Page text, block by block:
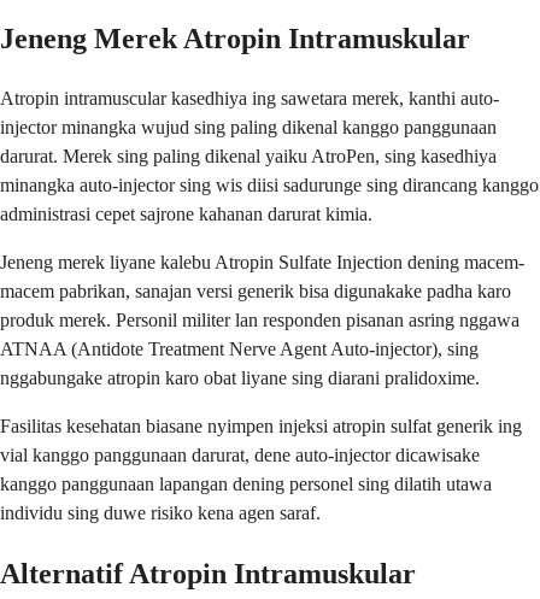
Jeneng Merek Atropin Intramuskular
Atropin intramuscular kasedhiya ing sawetara merek, kanthi auto-
injector minangka wujud sing paling dikenal kanggo panggunaan
darurat. Merek sing paling dikenal yaiku AtroPen, sing kasedhiya
minangka auto-injector sing wis diisi sadurunge sing dirancang kanggo
administrasi cepet sajrone kahanan darurat kimia.
Jeneng merek liyane kalebu Atropin Sulfate Injection dening macem-
macem pabrikan, sanajan versi generik bisa digunakake padha karo
produk merek. Personil militer lan responden pisanan asring nggawa
ATNAA (Antidote Treatment Nerve Agent Auto-injector), sing
nggabungake atropin karo obat liyane sing diarani pralidoxime.
Fasilitas kesehatan biasane nyimpen injeksi atropin sulfat generik ing
vial kanggo panggunaan darurat, dene auto-injector dicawisake
kanggo panggunaan lapangan dening personel sing dilatih utawa
individu sing duwe risiko kena agen saraf.
Alternatif Atropin Intramuskular